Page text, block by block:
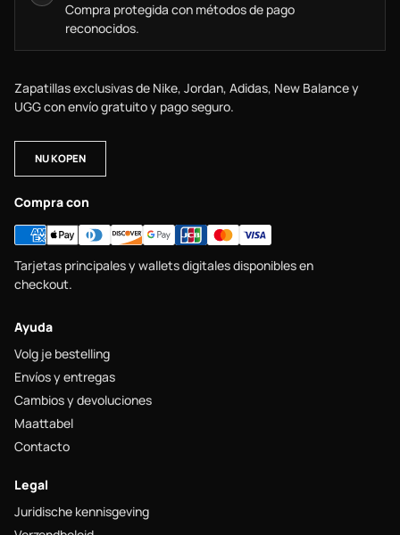
Compra protegida con métodos de pago
reconocidos.
Zapatillas exclusivas de Nike, Jordan, Adidas, New Balance y
UGG con envío gratuito y pago seguro.
NU KOPEN
Compra con
Tarjetas principales y wallets digitales disponibles en
checkout.
Ayuda
Volg je bestelling
Envíos y entregas
Cambios y devoluciones
Maattabel
Contacto
Legal
Juridische kennisgeving